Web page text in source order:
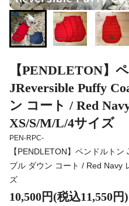
【PENDLETON】
JReversible Puffy
ン コート / Red
XS/S/M/L/4サイズ
PEN-RPC-
【PENDLETON】ペンドルト
ブル ダウン コート / Red Navy
ズ
10,500円(税込11,550円)